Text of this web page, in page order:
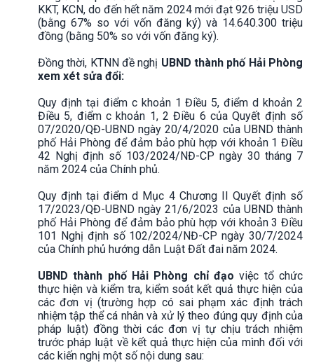
KKT, KCN, do đến hết năm 2024 mới đạt 926 triệu USD
(bằng 67% so với vốn đăng ký) và 14.640.300 triệu
đồng (bằng 50% so với vốn đăng ký).
Đồng thời, KTNN đề nghị UBND thành phố Hải Phòng
xem xét sửa đổi:
Quy định tại điểm c khoản 1 Điều 5, điểm d khoản 2
Điều 5, điểm c khoản 1, 2 Điều 6 của Quyết định số
07/2020/QĐ-UBND ngày 20/4/2020 của UBND thành
phố Hải Phòng để đảm bảo phù hợp với khoản 1 Điều
42 Nghị định số 103/2024/NĐ-CP ngày 30 tháng 7
năm 2024 của Chính phủ.
Quy định tại điểm d Mục 4 Chương II Quyết định số
17/2023/QĐ-UBND ngày 21/6/2023 của UBND thành
phố Hải Phòng để đảm bảo phù hợp với khoản 3 Điều
101 Nghị định số 102/2024/NĐ-CP ngày 30/7/2024
của Chính phủ hướng dẫn Luật Đất đai năm 2024.
UBND thành phố Hải Phòng chỉ đạoviệc tổ chức
thực hiện và kiểm tra, kiểm soát kết quả thực hiện của
các đơn vị (trường hợp có sai phạm xác định trách
nhiệm tập thể cá nhân và xử lý theo đúng quy định của
pháp luật) đồng thời các đơn vị tự chịu trách nhiệm
trước pháp luật về kết quả thực hiện của mình đối với
các kiến nghị một số nội dung sau: